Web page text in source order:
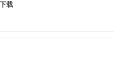
载